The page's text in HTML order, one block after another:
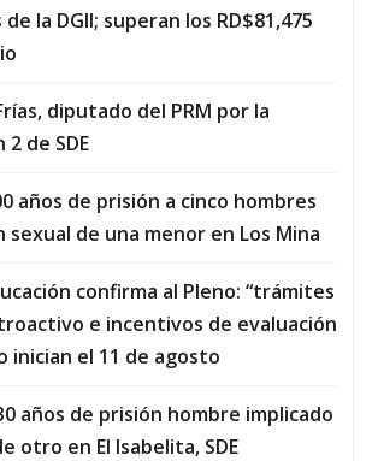
la DGII; superan los RD$81,475
diputado del PRM por la
de SDE
años de prisión a cinco hombres
sexual de una menor en Los Mina
confirma al Pleno: “trámites
e incentivos de evaluación
inician el 11 de agosto
años de prisión hombre implicado
otro en El Isabelita, SDE